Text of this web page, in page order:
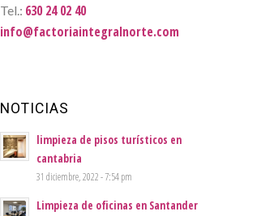
Tel.: 630 24 02 40
info@factoriaintegralnorte.com
NOTICIAS
limpieza de pisos turísticos en
cantabria
31 diciembre, 2022 - 7:54 pm
Limpieza de oficinas en Santander